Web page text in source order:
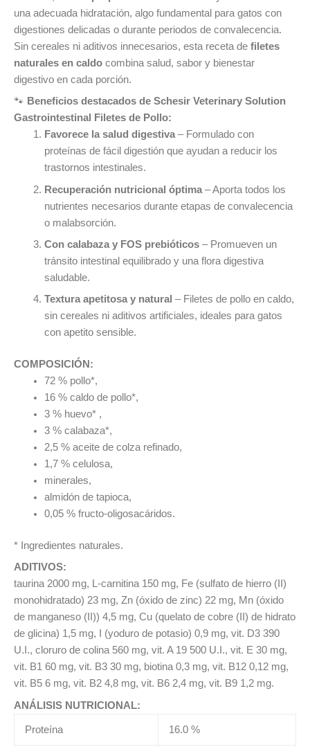
una adecuada hidratación, algo fundamental para gatos con
digestiones delicadas o durante periodos de convalecencia.
Sin cereales ni aditivos innecesarios, esta receta de filetes
naturales en caldo combina salud, sabor y bienestar
digestivo en cada porción.
🐾 Beneficios destacados de Schesir Veterinary Solution
Gastrointestinal Filetes de Pollo:
Favorece la salud digestiva– Formulado con
proteínas de fácil digestión que ayudan a reducir los
trastornos intestinales.
Recuperación nutricional óptima– Aporta todos los
nutrientes necesarios durante etapas de convalecencia
o malabsorción.
Con calabaza y FOS prebióticos– Promueven un
tránsito intestinal equilibrado y una flora digestiva
saludable.
Textura apetitosa y natural – Filetes de pollo en caldo,
sin cereales ni aditivos artificiales, ideales para gatos
con apetito sensible.
COMPOSICIÓN:
72 % pollo*,
16 % caldo de pollo*,
3 % huevo* ,
3 % calabaza*,
2,5 % aceite de colza refinado,
1,7 % celulosa,
minerales,
almidón de tapioca,
0,05 % fructo-oligosacáridos.
* Ingredientes naturales.
ADITIVOS:
taurina 2000 mg, L-carnitina 150 mg, Fe (sulfato de hierro (II)
monohidratado) 23 mg, Zn (óxido de zinc) 22 mg, Mn (óxido
de manganeso (II)) 4,5 mg, Cu (quelato de cobre (II) de hidrato
de glicina) 1,5 mg, I (yoduro de potasio) 0,9 mg, vit. D3 390
U.I., cloruro de colina 560 mg, vit. A 19 500 U.I., vit. E 30 mg,
vit. B1 60 mg, vit. B3 30 mg, biotina 0,3 mg, vit. B12 0,12 mg,
vit. B5 6 mg, vit. B2 4,8 mg, vit. B6 2,4 mg, vit. B9 1,2 mg.
ANÁLISIS NUTRICIONAL:
Proteína 16.0 %